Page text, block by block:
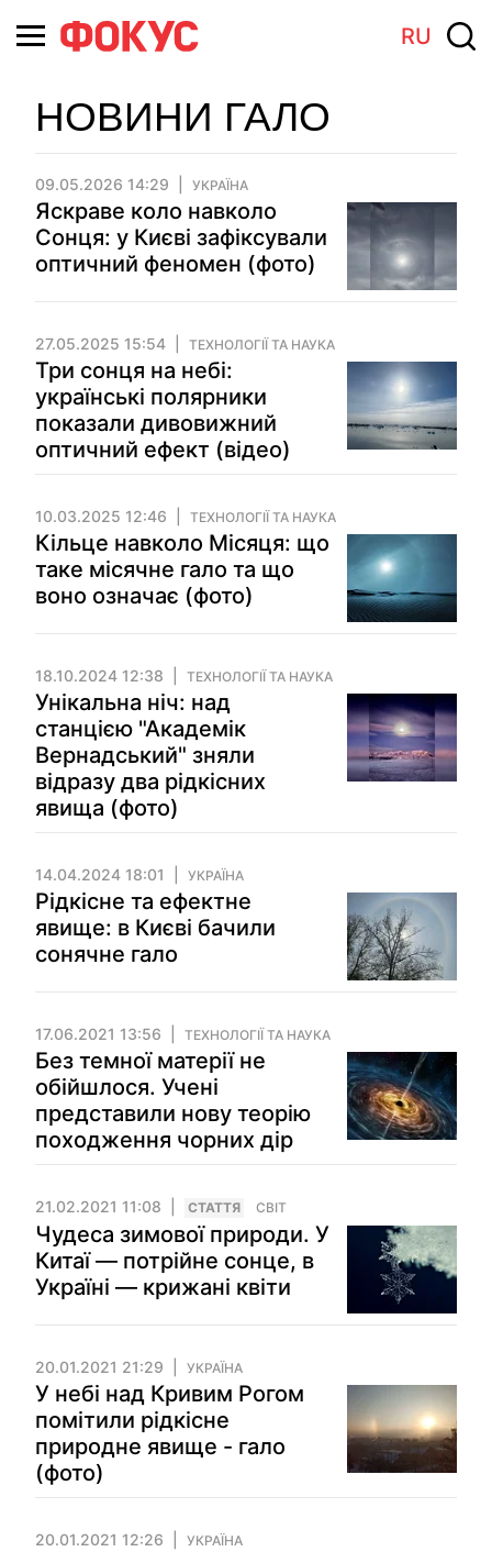
RU
НОВИНИ ГАЛО
09.05.2026 14:29 УКРАЇНА
Яскраве коло навколо
Сонця: у Києві зафіксували
оптичний феномен (фото)
27.05.2025 15:54 ТЕХНОЛОГІЇ ТА НАУКА
Три сонця на небі:
українські полярники
показали дивовижний
оптичний ефект (відео)
10.03.2025 12:46 ТЕХНОЛОГІЇ ТА НАУКА
Кільце навколо Місяця: що
таке місячне гало та що
воно означає (фото)
18.10.2024 12:38 ТЕХНОЛОГІЇ ТА НАУКА
Унікальна ніч: над
станцією "Академік
Вернадський" зняли
відразу два рідкісних
явища (фото)
14.04.2024 18:01 УКРАЇНА
Рідкісне та ефектне
явище: в Києві бачили
сонячне гало
17.06.2021 13:56 ТЕХНОЛОГІЇ ТА НАУКА
Без темної матерії не
обійшлося. Учені
представили нову теорію
походження чорних дір
21.02.2021 11:08 СТАТТЯ СВІТ
Чудеса зимової природи. У
Китаї — потрійне сонце, в
Україні — крижані квіти
20.01.2021 21:29 УКРАЇНА
У небі над Кривим Рогом
помітили рідкісне
природне явище - гало
(фото)
20.01.2021 12:26 УКРАЇНА